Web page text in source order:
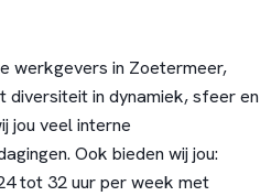
werkgevers in Zoetermeer,
diversiteit in dynamiek, sfeer en
jou veel interne
Ook bieden wij jou:
tot 32 uur per week met